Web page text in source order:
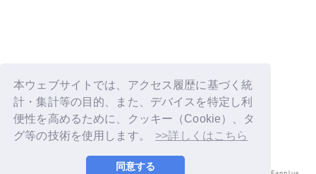
本ウェブサイトでは、アクセス履歴に基づく統
計・集計等の目的、また、デバイスを特定し利
便性を高めるために、クッキー（Cookie）、タ
グ等の技術を使用します。
>>詳しくはこちら
同意する